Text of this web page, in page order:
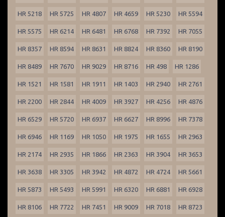
HR 5218 HR 5725 HR 4807 HR 4659 HR 5230 HR 5594
HR 5575 HR 6214 HR 6481 HR 6768 HR 7392 HR 7055
HR 8357 HR 8594 HR 8631 HR 8824 HR 8360 HR 8190
HR 8489 HR 7670 HR 9029 HR 8716 HR 498 HR 1286
HR 1521 HR 1581 HR 1911 HR 1403 HR 2940 HR 2761
HR 2200 HR 2844 HR 4009 HR 3927 HR 4256 HR 4876
HR 6529 HR 5720 HR 6937 HR 6627 HR 8996 HR 7378
HR 6946 HR 1169 HR 1050 HR 1975 HR 1655 HR 2963
HR 2174 HR 2935 HR 1866 HR 2363 HR 3904 HR 3653
HR 3638 HR 3305 HR 3942 HR 4872 HR 4724 HR 5661
HR 5873 HR 5493 HR 5991 HR 6320 HR 6881 HR 6928
HR 8106 HR 7722 HR 7451 HR 9009 HR 7018 HR 8723